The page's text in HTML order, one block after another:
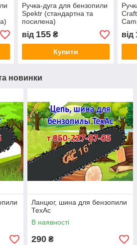
Ручка-дуга для бензопили
Spektr (стандартна та
посилена)
від 155₴
Купити
від
новинки
Ланцюг, шина для бензопили
ТехАс
В наявності
290 ₴